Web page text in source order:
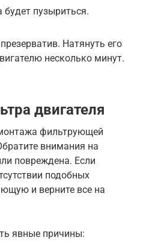
пузыриться.
Натянуть его
несколько минут.
двигателя
фильтрующей
внимания на
повреждена. Если
подобных
и верните все на
явные причины: